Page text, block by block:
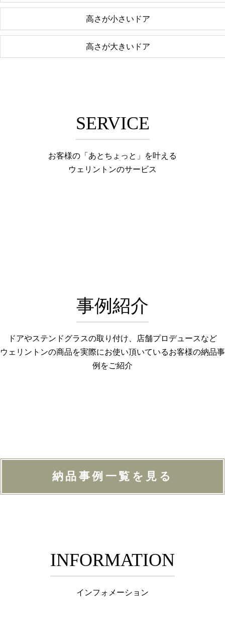
高さが小さいドア
高さが大きいドア
SERVICE
お客様の「あとちょっと」を叶える
ウェリントンのサービス
事例紹介
ドアやステンドグラスの取り付け、店舗プロデュースなど
ウェリントンの商品を実際にお使い頂いているお客様の納品事
例をご紹介
納品事例一覧を見る
INFORMATION
インフォメーション